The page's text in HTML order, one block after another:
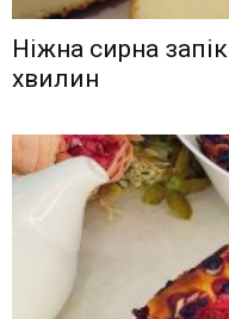
Ніжна сирна
хвилин